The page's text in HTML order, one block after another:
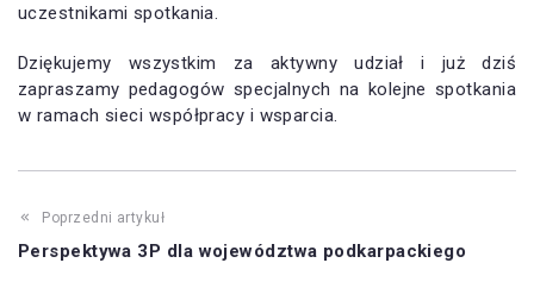
uczestnikami spotkania.
Dziękujemy wszystkim za aktywny udział i już dziś
zapraszamy pedagogów specjalnych na kolejne spotkania
w ramach sieci współpracy i wsparcia.
Poprzedni artykuł
Perspektywa 3P dla województwa podkarpackiego